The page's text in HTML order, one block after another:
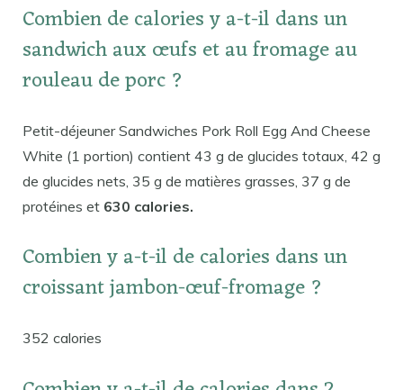
Combien de calories y a-t-il dans un
sandwich aux œufs et au fromage au
rouleau de porc ?
Petit-déjeuner Sandwiches Pork Roll Egg And Cheese
White (1 portion) contient 43 g de glucides totaux, 42 g
de glucides nets, 35 g de matières grasses, 37 g de
protéines et 630 calories.
Combien y a-t-il de calories dans un
croissant jambon-œuf-fromage ?
352 calories